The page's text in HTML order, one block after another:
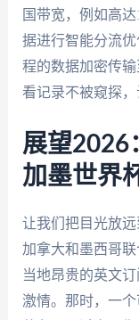
国带宽，例如高
据进行智能分流
程的数据加密传
看记录不被窥探，
展望2026
加墨世界
让我们把目光放远
加拿大和墨西哥
当地昂贵的英文
激情。那时，一